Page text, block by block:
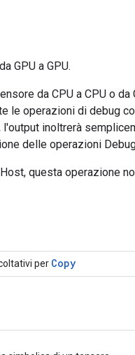
GPU a GPU.
da CPU a CPU o
le operazioni di debug
inoltrerà
delle operazioni
questa operazione
per Copy